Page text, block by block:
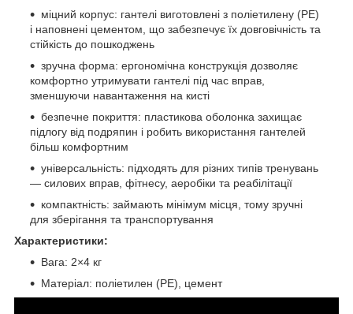
міцний корпус: гантелі виготовлені з поліетилену (PE)
і наповнені цементом, що забезпечує їх довговічність та
стійкість до пошкоджень
зручна форма: ергономічна конструкція дозволяє
комфортно утримувати гантелі під час вправ,
зменшуючи навантаження на кисті
безпечне покриття: пластикова оболонка захищає
підлогу від подряпин і робить використання гантелей
більш комфортним
універсальність: підходять для різних типів тренувань
— силових вправ, фітнесу, аеробіки та реабілітації
компактність: займають мінімум місця, тому зручні
для зберігання та транспортування
Характеристики:
Вага: 2×4 кг
Матеріал: поліетилен (PE), цемент